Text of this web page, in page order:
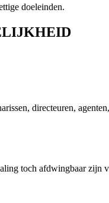
doeleinden.
directeuren,
toch afdwingbaar zijn